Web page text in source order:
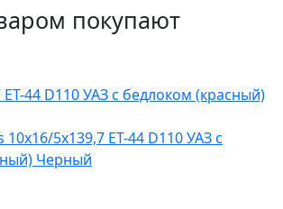
покупают
5x139,7 ET-44 D110 УАЗ с
Черный